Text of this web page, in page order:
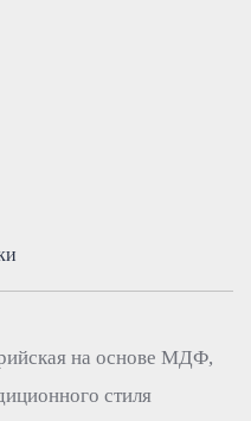
на основе МДФ,
стиля